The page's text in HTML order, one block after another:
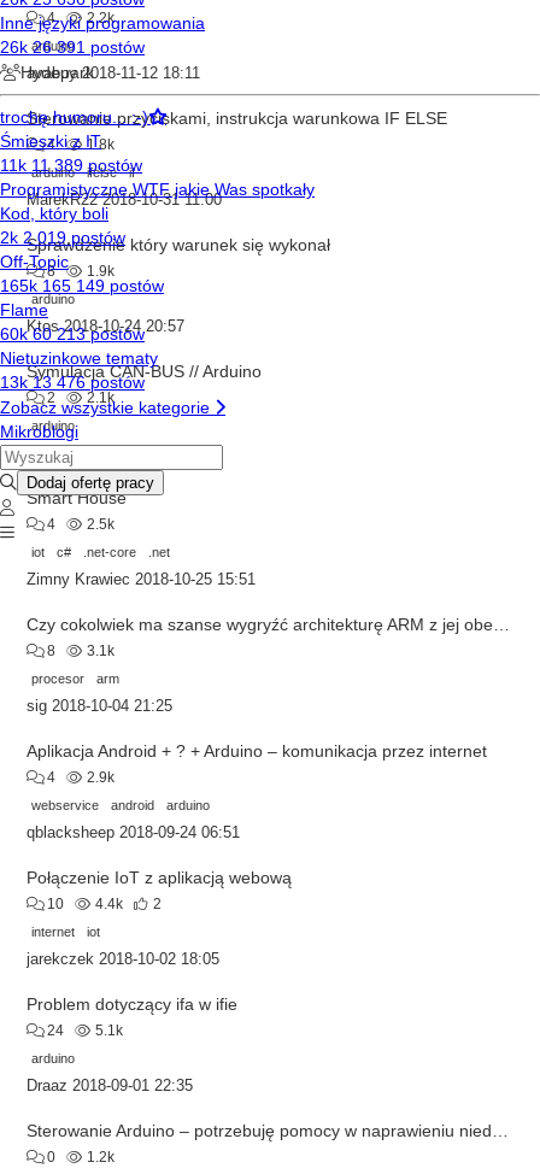
4
2.2k
arduino
avabuy 2018-11-12 18:11
Sterowanie przyciskami, instrukcja warunkowa IF ELSE
4
1.8k
arduino
ifelse if
MarekR22 2018-10-31 11:00
Sprawdzenie który warunek się wykonał
8
1.9k
arduino
Ktos 2018-10-24 20:57
Symulacja CAN-BUS // Arduino
2
2.1k
arduino
alagner
Smart House
4
2.5k
iot
c# .net-core .net
Zimny Krawiec 2018-10-25 15:51
8
3.1k
procesor
arm
sig 2018-10-04 21:25
Aplikacja Android + ? + Arduino – komunikacja przez internet
4
2.9k
webservice
android arduino
qblacksheep 2018-09-24 06:51
Połączenie IoT z aplikacją webową
10 4.4k
2
internet
iot
jarekczek 2018-10-02 18:05
Problem dotyczący ifa w ifie
24
5.1k
arduino
Draaz 2018-09-01 22:35
0 1.2k